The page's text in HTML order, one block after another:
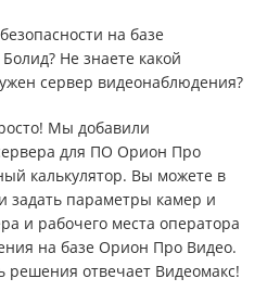
на базе
Не знаете какой
сервер видеонаблюдения?
Мы добавили
для ПО Орион Про
калькулятор. Вы можете в
задать параметры камер и
и рабочего места оператора
на базе Орион Про Видео.
решения отвечает Видеомакс!